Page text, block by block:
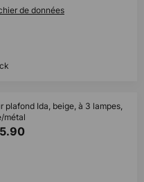
de données
plafond Ida, beige, à 3 lampes,
métal